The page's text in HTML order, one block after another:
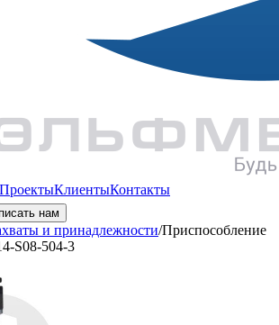
ПроектыКлиентыКонтакты
нам
и принадлежности/Приспособление
S08-504-3